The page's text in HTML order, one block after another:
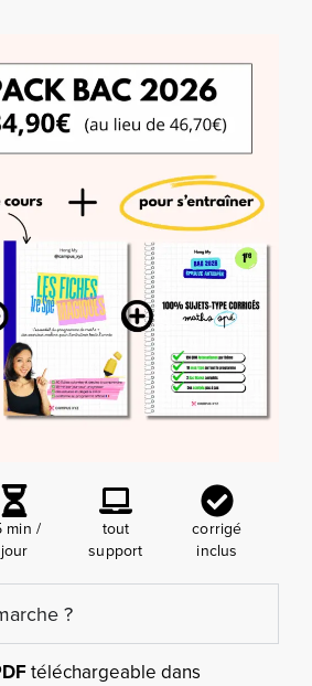
min /
jour
tout
support
corrigé
inclus
?
téléchargeable dans